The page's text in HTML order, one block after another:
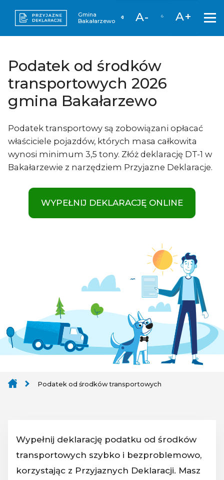
Gmina
Bakałarzewo
A- A+
Podatek od środków
transportowych 2026
gmina Bakałarzewo
Podatek transportowy są zobowiązani opłacać
właściciele pojazdów, których masa całkowita
wynosi minimum 3,5 tony. Złóż deklarację DT-1 w
Bakałarzewie z narzędziem Przyjazne Deklaracje.
WYPEŁNIJ DEKLARACJĘ ONLINE
Podatek od środków transportowych
Wypełnij deklarację podatku od środków
transportowych szybko i bezproblemowo,
korzystając z Przyjaznych Deklaracji. Masz